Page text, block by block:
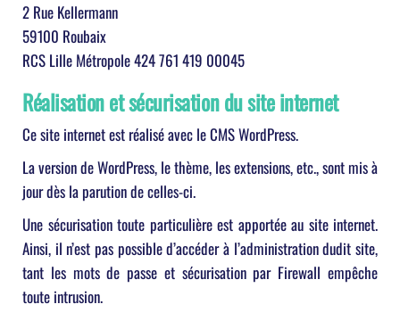
2 Rue Kellermann
59100 Roubaix
RCS Lille Métropole 424 761 419 00045
Réalisation et sécurisation du site internet
Ce site internet est réalisé avec le CMS WordPress.
La version de WordPress, le thème, les extensions, etc., sont mis à
jour dès la parution de celles-ci.
Une sécurisation toute particulière est apportée au site internet.
Ainsi, il n’est pas possible d’accéder à l’administration dudit site,
tant les mots de passe et sécurisation par Firewall empêche
toute intrusion.